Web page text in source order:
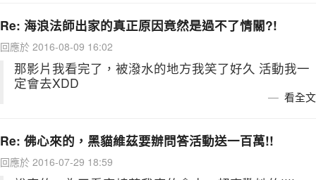
Re: 海浪法師出家的真正原因竟然是過不了情關?!
回應於 2016-08-09 16:02
那影片我看完了，被潑水的地方我笑了好久 活動我一
定會去XDD
看全文
Re: 佛心來的，黑貓維茲要辦問答活動送一百萬!!
回應於 2016-07-29 18:59